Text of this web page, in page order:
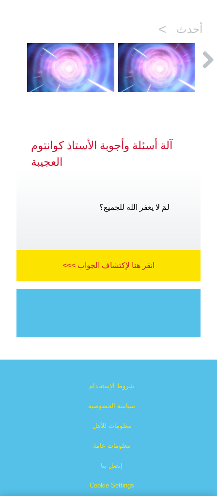
أحدث >
آلة أسئلة وأجوبة الأستاذ كوانتوم
العجيبة
لمَ لا يغفر الله للجميع؟
انقر هنا لإكتشاف الجواب >>>
شروط الإستخدام
سياسة الخصوصية
معلومات للأهل
معلومات عامة
إتصل بنا
Cookie Settings